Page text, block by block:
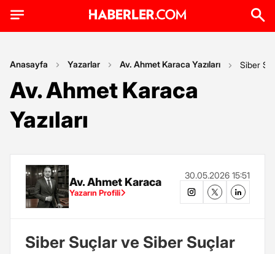
Anasayfa Yazarlar Av. Ahmet Karaca Yazıları Siber
Av. Ahmet Karaca
Yazıları
Av. Ahmet Karaca
Yazarın Profili
30.05.2026 15:51
Siber Suçlar ve Siber Suçlar